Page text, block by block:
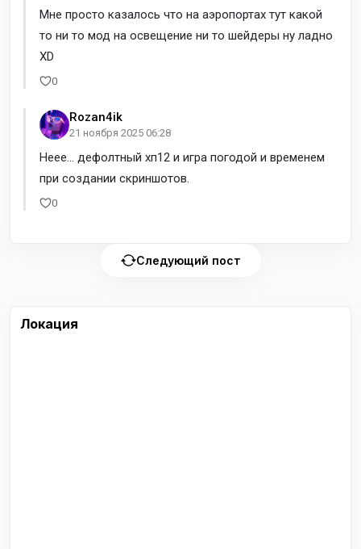
Мне просто казалось что на аэропортах тут какой
то ни то мод на освещение ни то шейдеры ну ладно
XD
0
Rozan4ik
21 ноября 2025 06:28
Неее... дефолтный хп12 и игра погодой и временем
при создании скриншотов.
0
Следующий пост
Локация